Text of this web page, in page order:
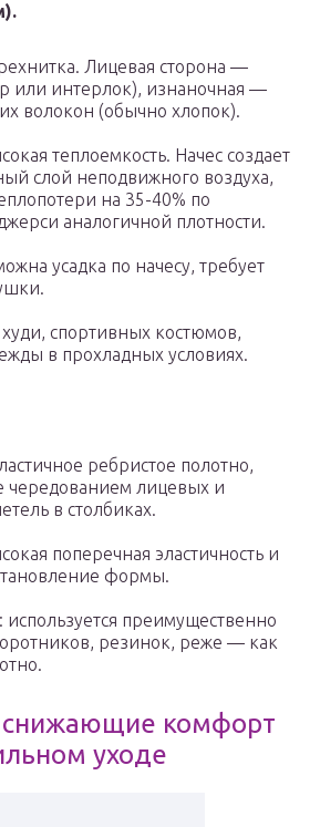
Лицевая сторона —
или интерлок), изнаночная —
волокон (обычно хлопок).
теплоемкость. Начес создает
слой неподвижного воздуха,
на 35-40% по
аналогичной плотности.
усадка по начесу, требует
худи, спортивных костюмов,
в прохладных условиях.
ребристое полотно,
чередованием лицевых и
в столбиках.
поперечная эластичность и
формы.
: используется преимущественно
резинок, реже — как
комфорт
уходе